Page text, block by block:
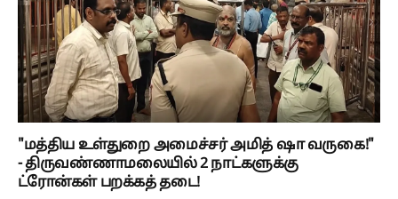
"மத்திய உள்துறை அமைச்சர் அமித் ஷா வருகை!"
- திருவண்ணாமலையில் 2 நாட்களுக்கு
ட்ரோன்கள் பறக்கத் தடை!